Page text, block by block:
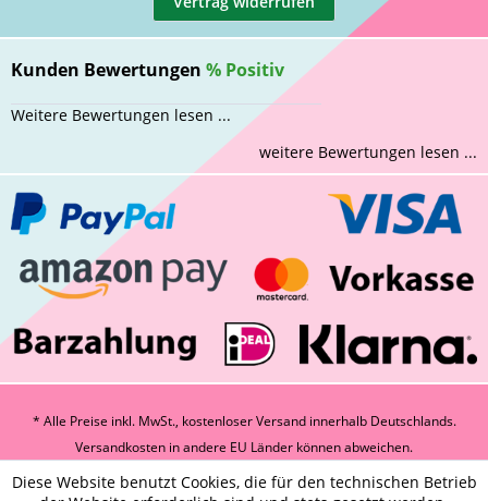
Kunden Bewertungen % Positiv
Weitere Bewertungen lesen ...
weitere Bewertungen lesen ...
* Alle Preise inkl. MwSt., kostenloser Versand innerhalb Deutschlands.
Versandkosten in andere EU Länder können abweichen.
Diese Website benutzt Cookies, die für den technischen Betrieb